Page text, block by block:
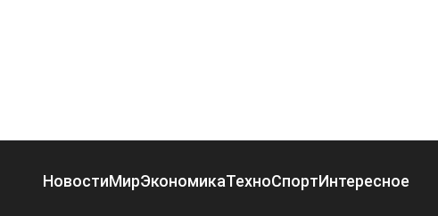
НовостиМирЭкономикаТехноСпортИнтересное